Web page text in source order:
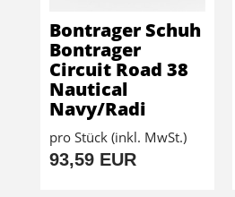
Bontrager Schuh
Bontrager
Circuit Road 38
Nautical
Navy/Radi
pro Stück (inkl. MwSt.)
93,59 EUR